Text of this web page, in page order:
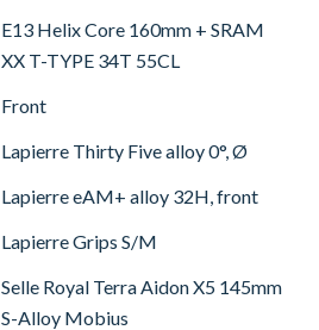
E13 Helix Core 160mm + SRAM
XX T-TYPE 34T 55CL
Front
Lapierre Thirty Five alloy 0°, Ø
Lapierre eAM+ alloy 32H, front
Lapierre Grips S/M
Selle Royal Terra Aidon X5 145mm
S-Alloy Mobius